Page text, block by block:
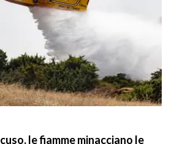
le fiamme minacciano le